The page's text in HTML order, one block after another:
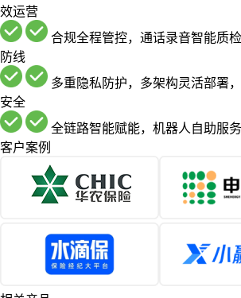
效运营
合规全程管控，通话录音智能质
防线
多重隐私防护，多架构灵活部署
安全
全链路智能赋能，机器人自助服
客户案例